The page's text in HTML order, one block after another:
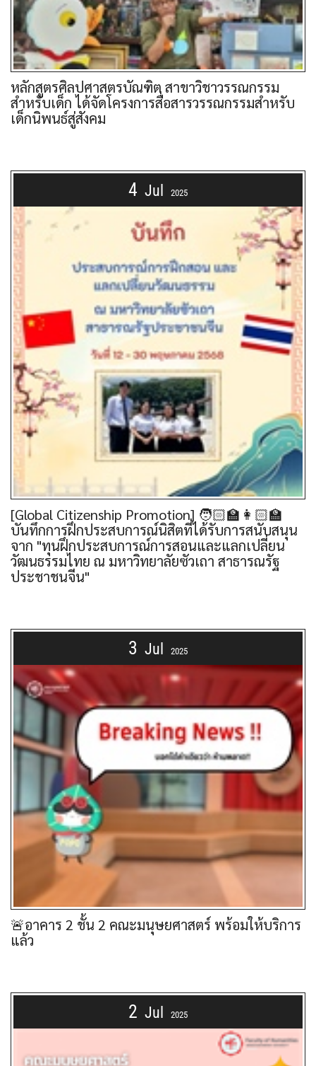
หลักสูตรศิลปศาสตรบัณฑิต สาขาวิชาวรรณกรรม
สำหรับเด็ก ได้จัดโครงการสื่อสารวรรณกรรมสำหรับ
เด็กนิพนธ์สู่สังคม
4 Jul 2025
[Global Citizenship Promotion] 🧑🏻‍🏫👩🏻‍🏫
บันทึกการฝึกประสบการณ์นิสิตที่ได้รับการสนับสนุน
จาก "ทุนฝึกประสบการณ์การสอนและแลกเปลี่ยน
วัฒนธรรมไทย ณ มหาวิทยาลัยซัวเถา สาธารณรัฐ
ประชาชนจีน"
3 Jul 2025
🚨อาคาร 2 ชั้น 2 คณะมนุษยศาสตร์ พร้อมให้บริการ
แล้ว
2 Jul 2025